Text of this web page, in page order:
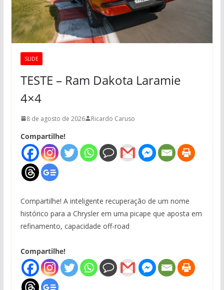
SLIDE
TESTE – Ram Dakota Laramie
4×4
8 de agosto de 2026 Ricardo Caruso
Compartilhe!
Compartilhe! A inteligente recuperação de um nome
histórico para a Chrysler em uma picape que aposta em
refinamento, capacidade off-road
Compartilhe!